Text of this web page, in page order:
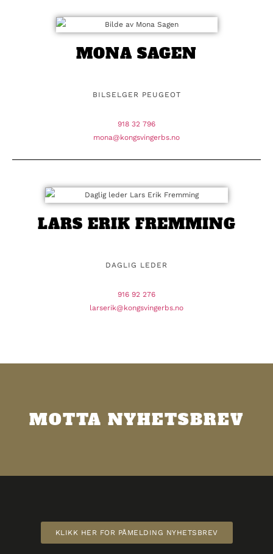
MONA SAGEN
BILSELGER PEUGEOT
918 32 796
mona@kongsvingerbs.no
LARS ERIK FREMMING
DAGLIG LEDER
916 92 276
larserik@kongsvingerbs.no
MOTTA NYHETSBREV
KLIKK HER FOR PÅMELDING NYHETSBREV